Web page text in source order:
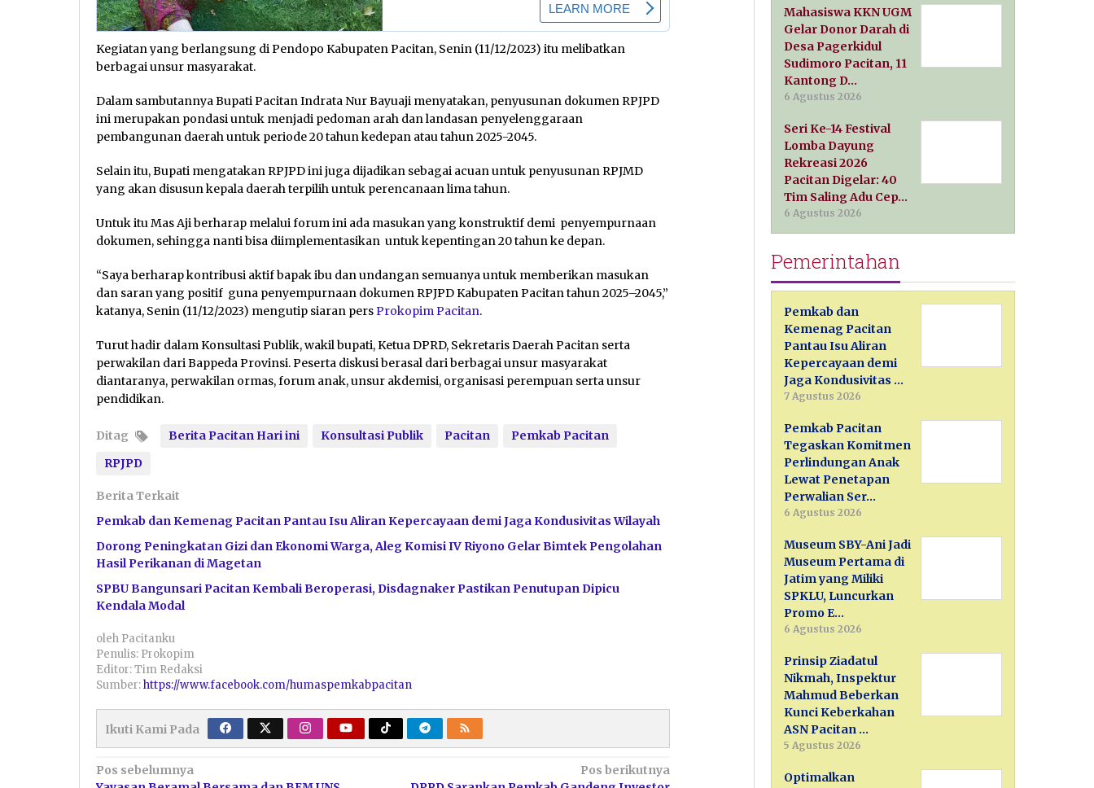
Kegiatan yang berlangsung di Pendopo Kabupaten Pacitan, Senin (11/12/2023) itu melibatkan
berbagai unsur masyarakat.
Dalam sambutannya Bupati Pacitan Indrata Nur Bayuaji menyatakan, penyusunan dokumen RPJPD
ini merupakan pondasi untuk menjadi pedoman arah dan landasan penyelenggaraan
pembangunan daerah untuk periode 20 tahun kedepan atau tahun 2025-2045.
Selain itu, Bupati mengatakan RPJPD ini juga dijadikan sebagai acuan untuk penyusunan RPJMD
yang akan disusun kepala daerah terpilih untuk perencanaan lima tahun.
Untuk itu Mas Aji berharap melalui forum ini ada masukan yang konstruktif demi penyempurnaan
dokumen, sehingga nanti bisa diimplementasikan untuk kepentingan 20 tahun ke depan.
“Saya berharap kontribusi aktif bapak ibu dan undangan semuanya untuk memberikan masukan
dan saran yang positif guna penyempurnaan dokumen RPJPD Kabupaten Pacitan tahun 2025–2045,”
katanya, Senin (11/12/2023) mengutip siaran persProkopim Pacitan.
Turut hadir dalam Konsultasi Publik, wakil bupati, Ketua DPRD, Sekretaris Daerah Pacitan serta
perwakilan dari Bappeda Provinsi. Peserta diskusi berasal dari berbagai unsur masyarakat
diantaranya, perwakilan ormas, forum anak, unsur akdemisi, organisasi perempuan serta unsur
pendidikan.
Ditag Berita Pacitan Hari ini Konsultasi Publik Pacitan
Pemkab Pacitan
RPJPD
Berita Terkait
Pemkab dan Kemenag Pacitan Pantau Isu Aliran Kepercayaan demi Jaga Kondusivitas Wilayah
Dorong Peningkatan Gizi dan Ekonomi Warga, Aleg Komisi IV Riyono Gelar Bimtek Pengolahan
Hasil Perikanan di Magetan
SPBU Bangunsari Pacitan Kembali Beroperasi, Disdagnaker Pastikan Penutupan Dipicu
Kendala Modal
oleh Pacitanku
Penulis: Prokopim
Editor: Tim Redaksi
Sumber:https://www.facebook.com/humaspemkabpacitan
Ikuti Kami Pada
Navigasi
Pos sebelumnya
Pos berikutnya
Mahasiswa KKN UGM
Gelar Donor Darah di
Desa Pagerkidul
Sudimoro Pacitan, 11
Kantong D…
6 Agustus 2026
Seri Ke-14 Festival
Lomba Dayung
Rekreasi 2026
Pacitan Digelar: 40
Tim Saling Adu Cep…
6 Agustus 2026
Pemerintahan
Pemkab dan
Kemenag Pacitan
Pantau Isu Aliran
Kepercayaan demi
Jaga Kondusivitas …
7 Agustus 2026
Pemkab Pacitan
Tegaskan Komitmen
Perlindungan Anak
Lewat Penetapan
Perwalian Ser…
6 Agustus 2026
Museum SBY-Ani Jadi
Museum Pertama di
Jatim yang Miliki
SPKLU, Luncurkan
Promo E…
6 Agustus 2026
Prinsip Ziadatul
Nikmah, Inspektur
Mahmud Beberkan
Kunci Keberkahan
ASN Pacitan …
5 Agustus 2026
Optimalkan